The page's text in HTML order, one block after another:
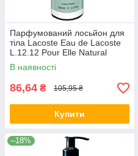
Парфумований лосьйон для
тіла Lacoste Eau de Lacoste
L.12.12 Pour Elle Natural
Brand Collection 200 мл
В наявності
86,64 ₴ 105,95 ₴
Купити
–18%